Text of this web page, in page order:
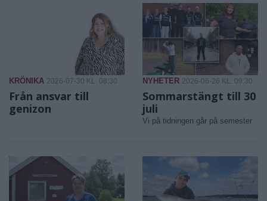
KRÖNIKA 2026-07-30 KL. 08:30
Från ansvar till
genizon
NYHETER 2026-06-26 KL. 09:30
Sommarstängt till 30
juli
Vi på tidningen går på semester